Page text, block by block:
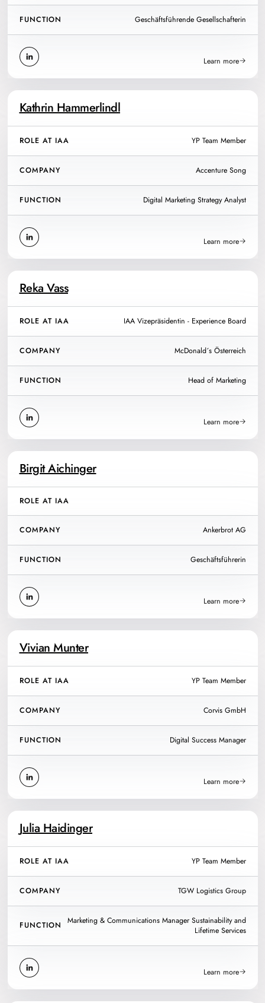
FUNCTION Geschäftsführende Gesellschafterin
Learn more
Kathrin Hammerlindl
ROLE AT IAA YP Team Member
COMPANY Accenture Song
FUNCTION Digital Marketing Strategy Analyst
Learn more
Reka Vass
ROLE AT IAA IAA Vizepräsidentin - Experience Board
COMPANY McDonald´s Österreich
FUNCTION Head of Marketing
Learn more
Birgit Aichinger
ROLE AT IAA
COMPANY Ankerbrot AG
FUNCTION Geschäftsführerin
Learn more
Vivian Munter
ROLE AT IAA YP Team Member
COMPANY Corvis GmbH
FUNCTION Digital Success Manager
Learn more
Julia Haidinger
ROLE AT IAA YP Team Member
COMPANY TGW Logistics Group
FUNCTION
Marketing & Communications Manager Sustainability and
Lifetime Services
Learn more